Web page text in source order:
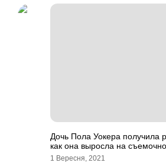
Дочь Пола Уокера получила
как она выросла на
1 Вересня, 2021